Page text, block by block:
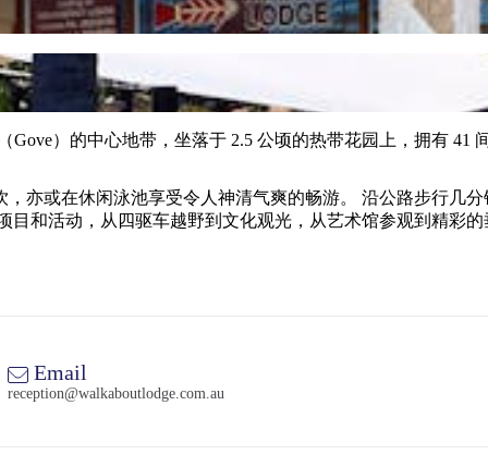
Gove）的中心地带，坐落于 2.5 公顷的热带花园上，拥有
池享受令人神清气爽的畅游。 沿公路步行几分钟即可到达当地的购物中
的旅游项目和活动，从四驱车越野到文化观光，从艺术馆参观到精
Email
reception@walkaboutlodge.com.au